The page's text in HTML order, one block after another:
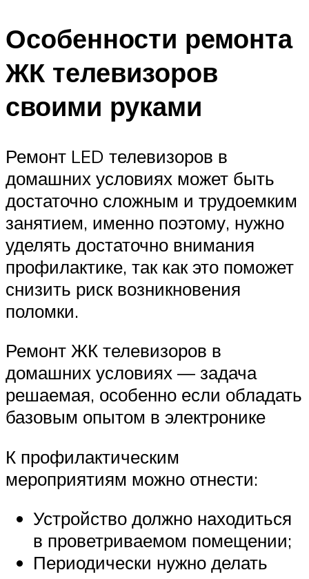
Особенности ремонта
ЖК телевизоров
своими руками
Ремонт LED телевизоров в
домашних условиях может быть
достаточно сложным и трудоемким
занятием, именно поэтому, нужно
уделять достаточно внимания
профилактике, так как это поможет
снизить риск возникновения
поломки.
Ремонт ЖК телевизоров в
домашних условиях — задача
решаемая, особенно если обладать
базовым опытом в электронике
К профилактическим
мероприятиям можно отнести:
Устройство должно находиться
в проветриваемом помещении;
Периодически нужно делать